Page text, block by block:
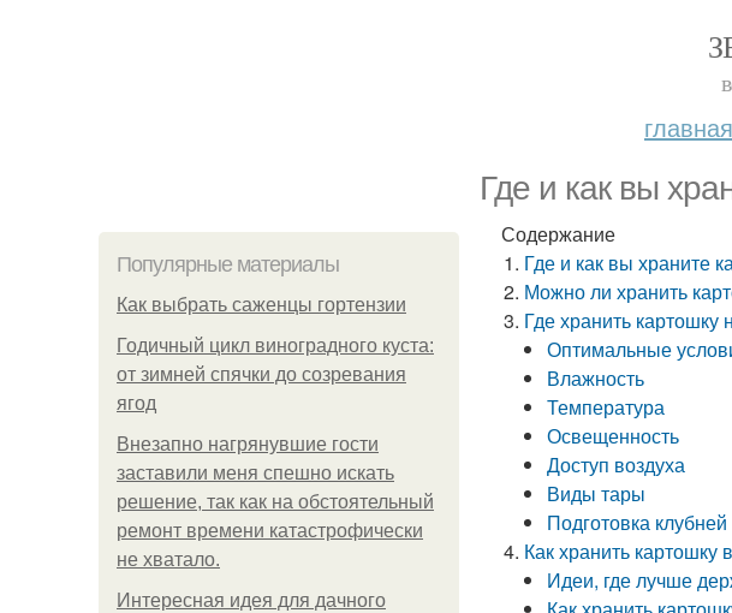
главная
Где и как вы
Популярные материалы
Как выбрать саженцы гортензии
Годичный цикл виноградного куста:
от зимней спячки до созревания
ягод
Внезапно нагрянувшие гости
заставили меня спешно искать
решение, так как на обстоятельный
ремонт времени катастрофически
не хватало.
Интересная идея для дачного
Содержание
Где и как вы храните
Можно ли хранить
Где хранить картошку
Оптимальные
Влажность
Температура
Освещенность
Доступ воздуха
Виды тары
Подготовка клубней
Как хранить картошку
Идеи, где лучше